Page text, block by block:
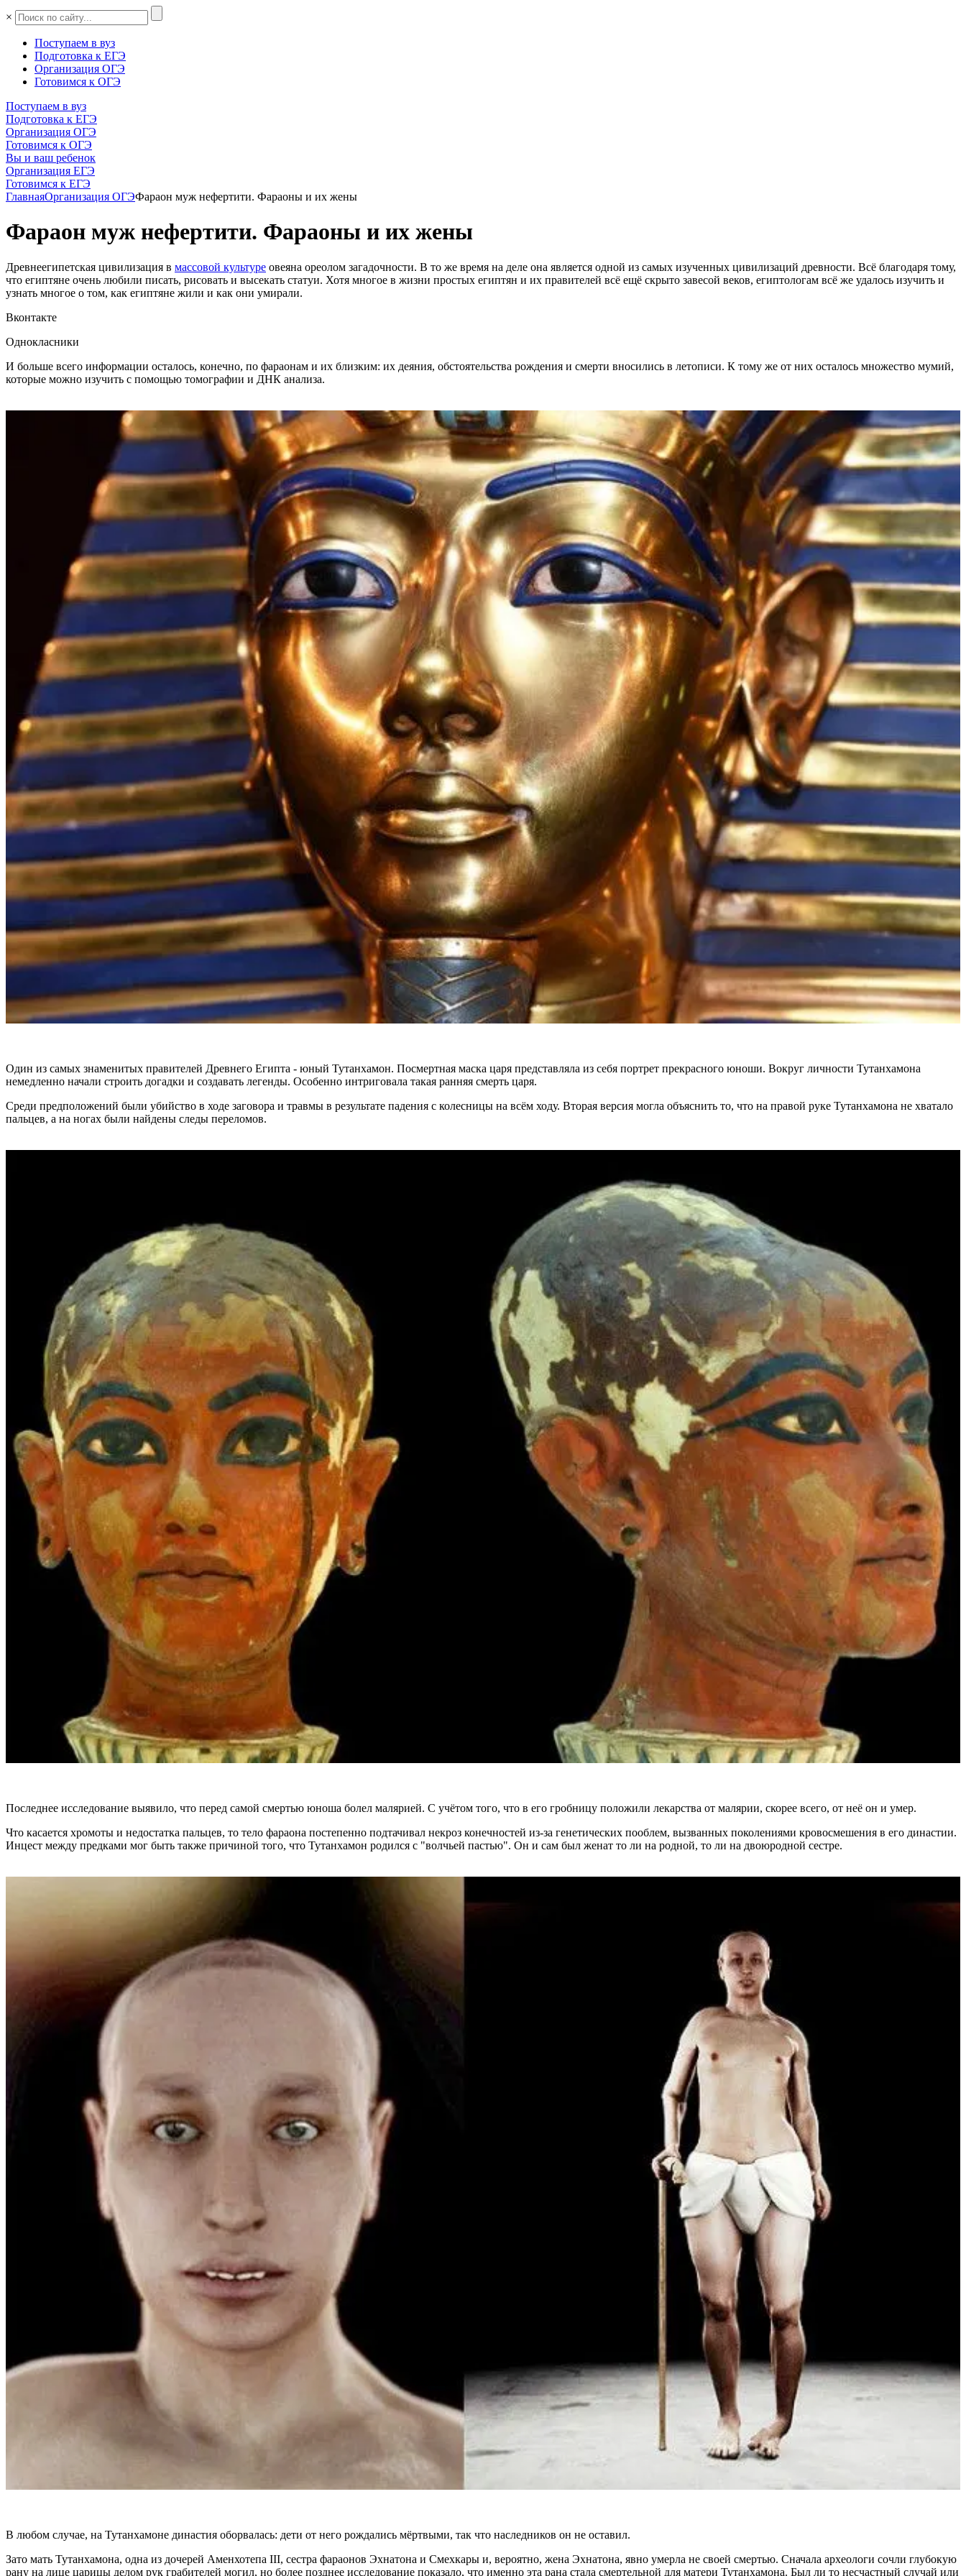
×
Поступаем в вуз
Подготовка к ЕГЭ
Организация ОГЭ
Готовимся к ОГЭ
Поступаем в вуз
Подготовка к ЕГЭ
Организация ОГЭ
Готовимся к ОГЭ
Вы и ваш ребенок
Организация ЕГЭ
Готовимся к ЕГЭ
ГлавнаяОрганизация ОГЭФараон муж нефертити. Фараоны и их жены
Фараон муж нефертити. Фараоны и их жены
Древнеегипетская цивилизация в массовой культуре овеяна ореолом загадочности. В то же время на деле она является одной из самых изученных цивилизаций древности. Всё благодаря тому,
что египтяне очень любили писать, рисовать и высекать статуи. Хотя многое в жизни простых египтян и их правителей всё ещё скрыто завесой веков, египтологам всё же удалось изучить и
узнать многое о том, как египтяне жили и как они умирали.
Вконтакте
Однокласники
И больше всего информации осталось, конечно, по фараонам и их близким: их деяния, обстоятельства рождения и смерти вносились в летописи. К тому же от них осталось множество мумий,
которые можно изучить с помощью томографии и ДНК анализа.
Один из самых знаменитых правителей Древнего Египта - юный Тутанхамон. Посмертная маска царя представляла из себя портрет прекрасного юноши. Вокруг личности Тутанхамона
немедленно начали строить догадки и создавать легенды. Особенно интриговала такая ранняя смерть царя.
Среди предположений были убийство в ходе заговора и травмы в результате падения с колесницы на всём ходу. Вторая версия могла объяснить то, что на правой руке Тутанхамона не хватало
пальцев, а на ногах были найдены следы переломов.
Последнее исследование выявило, что перед самой смертью юноша болел малярией. С учётом того, что в его гробницу положили лекарства от малярии, скорее всего, от неё он и умер.
Что касается хромоты и недостатка пальцев, то тело фараона постепенно подтачивал некроз конечностей из-за генетических пооблем, вызванных поколениями кровосмешения в его династии.
Инцест между предками мог быть также причиной того, что Тутанхамон родился с "волчьей пастью". Он и сам был женат то ли на родной, то ли на двоюродной сестре.
В любом случае, на Тутанхамоне династия оборвалась: дети от него рождались мёртвыми, так что наследников он не оставил.
Зато мать Тутанхамона, одна из дочерей Аменхотепа III, сестра фараонов Эхнатона и Смехкары и, вероятно, жена Эхнатона, явно умерла не своей смертью. Сначала археологи сочли глубокую
рану на лице царицы делом рук грабителей могил, но более позднее исследование показало, что именно эта рана стала смертельной для матери Тутанхамона. Был ли то несчастный случай или